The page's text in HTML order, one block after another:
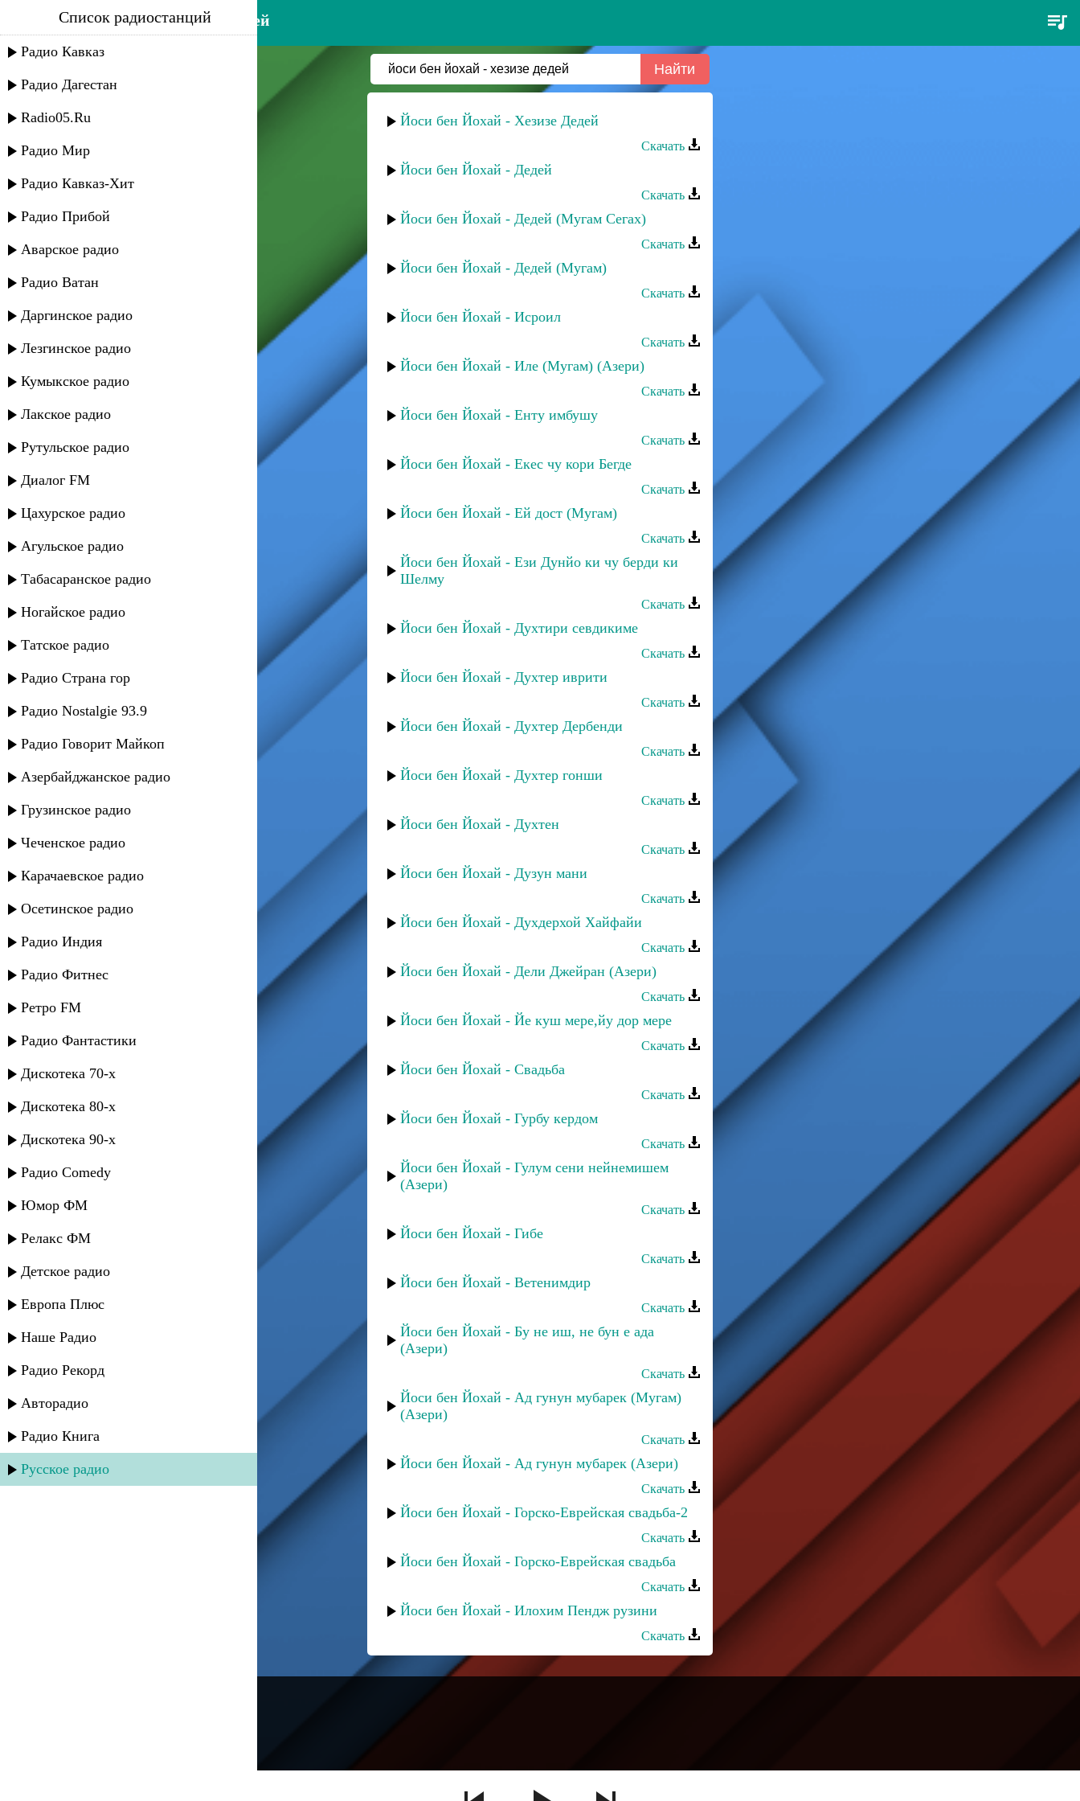
йоси бен йохай - хезизе дедей
Список радиостанций
Радио Кавказ
Радио Дагестан
Radio05.Ru
Радио Мир
Радио Кавказ-Хит
Радио Прибой
Аварское радио
Радио Ватан
Даргинское радио
Лезгинское радио
Кумыкское радио
Лакское радио
Рутульское радио
Диалог FM
Цахурское радио
Агульское радио
Табасаранское радио
Ногайское радио
Татское радио
Радио Страна гор
Радио Nostalgie 93.9
Радио Говорит Майкоп
Азербайджанское радио
Грузинское радио
Чеченское радио
Карачаевское радио
Осетинское радио
Радио Индия
Радио Фитнес
Ретро FM
Радио Фантастики
Дискотека 70-х
Дискотека 80-х
Дискотека 90-х
Радио Comedy
Юмор ФМ
Релакс ФМ
Детское радио
Европа Плюс
Наше Радио
Радио Рекорд
Авторадио
Радио Книга
Русское радио
Йоси бен Йохай - Хезизе Дедей
Скачать
Йоси бен Йохай - Дедей
Скачать
Йоси бен Йохай - Дедей (Мугам Сегах)
Скачать
Йоси бен Йохай - Дедей (Мугам)
Скачать
Йоси бен Йохай - Исроил
Скачать
Йоси бен Йохай - Иле (Мугам) (Азери)
Скачать
Йоси бен Йохай - Енту имбушу
Скачать
Йоси бен Йохай - Екес чу кори Бегде
Скачать
Йоси бен Йохай - Ей дост (Мугам)
Скачать
Йоси бен Йохай - Ези Дунйо ки чу берди ки
Шелму
Скачать
Йоси бен Йохай - Духтири севдикиме
Скачать
Йоси бен Йохай - Духтер иврити
Скачать
Йоси бен Йохай - Духтер Дербенди
Скачать
Йоси бен Йохай - Духтер гонши
Скачать
Йоси бен Йохай - Духтен
Скачать
Йоси бен Йохай - Дузун мани
Скачать
Йоси бен Йохай - Духдерхой Хайфайи
Скачать
Йоси бен Йохай - Дели Джейран (Азери)
Скачать
Йоси бен Йохай - Йе куш мере,йу дор мере
Скачать
Йоси бен Йохай - Свадьба
Скачать
Йоси бен Йохай - Гурбу кердом
Скачать
Йоси бен Йохай - Гулум сени нейнемишем
(Азери)
Скачать
Йоси бен Йохай - Гибе
Скачать
Йоси бен Йохай - Ветенимдир
Скачать
Йоси бен Йохай - Бу не иш, не бун е ада
(Азери)
Скачать
Йоси бен Йохай - Ад гунун мубарек (Мугам)
(Азери)
Скачать
Йоси бен Йохай - Ад гунун мубарек (Азери)
Скачать
Йоси бен Йохай - Горско-Еврейская свадьба-2
Скачать
Йоси бен Йохай - Горско-Еврейская свадьба
Скачать
Йоси бен Йохай - Илохим Пендж рузини
Скачать